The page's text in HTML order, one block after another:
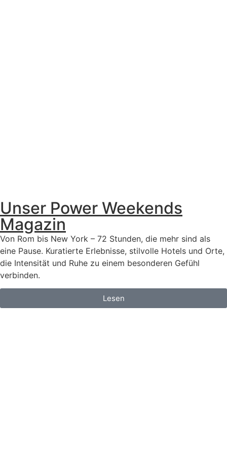
Unser Power Weekends
Magazin
Von Rom bis New York – 72 Stunden, die mehr sind als
eine Pause. Kuratierte Erlebnisse, stilvolle Hotels und Orte,
die Intensität und Ruhe zu einem besonderen Gefühl
verbinden.
Lesen